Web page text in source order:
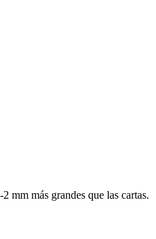
mm más grandes que las cartas.